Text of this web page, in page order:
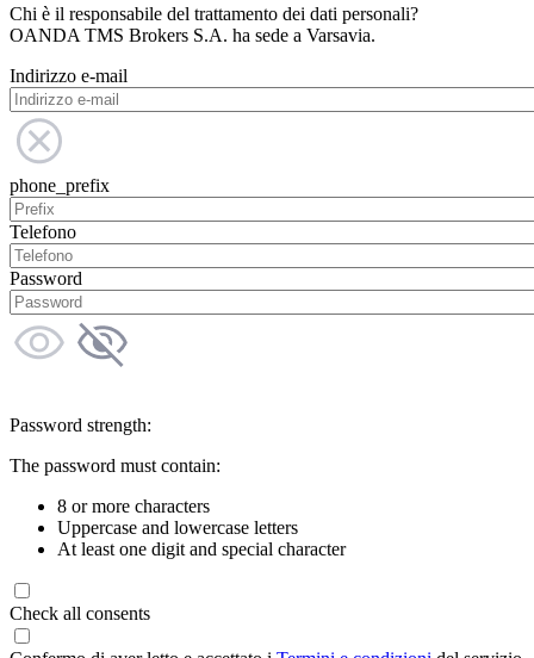
Chi è il responsabile del trattamento dei dati personali?
OANDA TMS Brokers S.A. ha sede a Varsavia.
Indirizzo e-mail
phone_prefix
Telefono
Password
Password strength:
The password must contain:
8 or more characters
Uppercase and lowercase letters
At least one digit and special character
Check all consents